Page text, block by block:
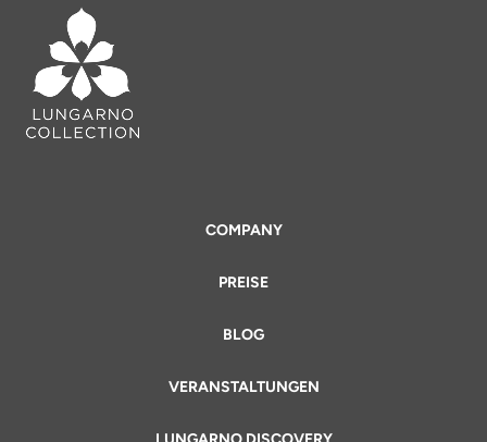
COMPANY
PREISE
BLOG
VERANSTALTUNGEN